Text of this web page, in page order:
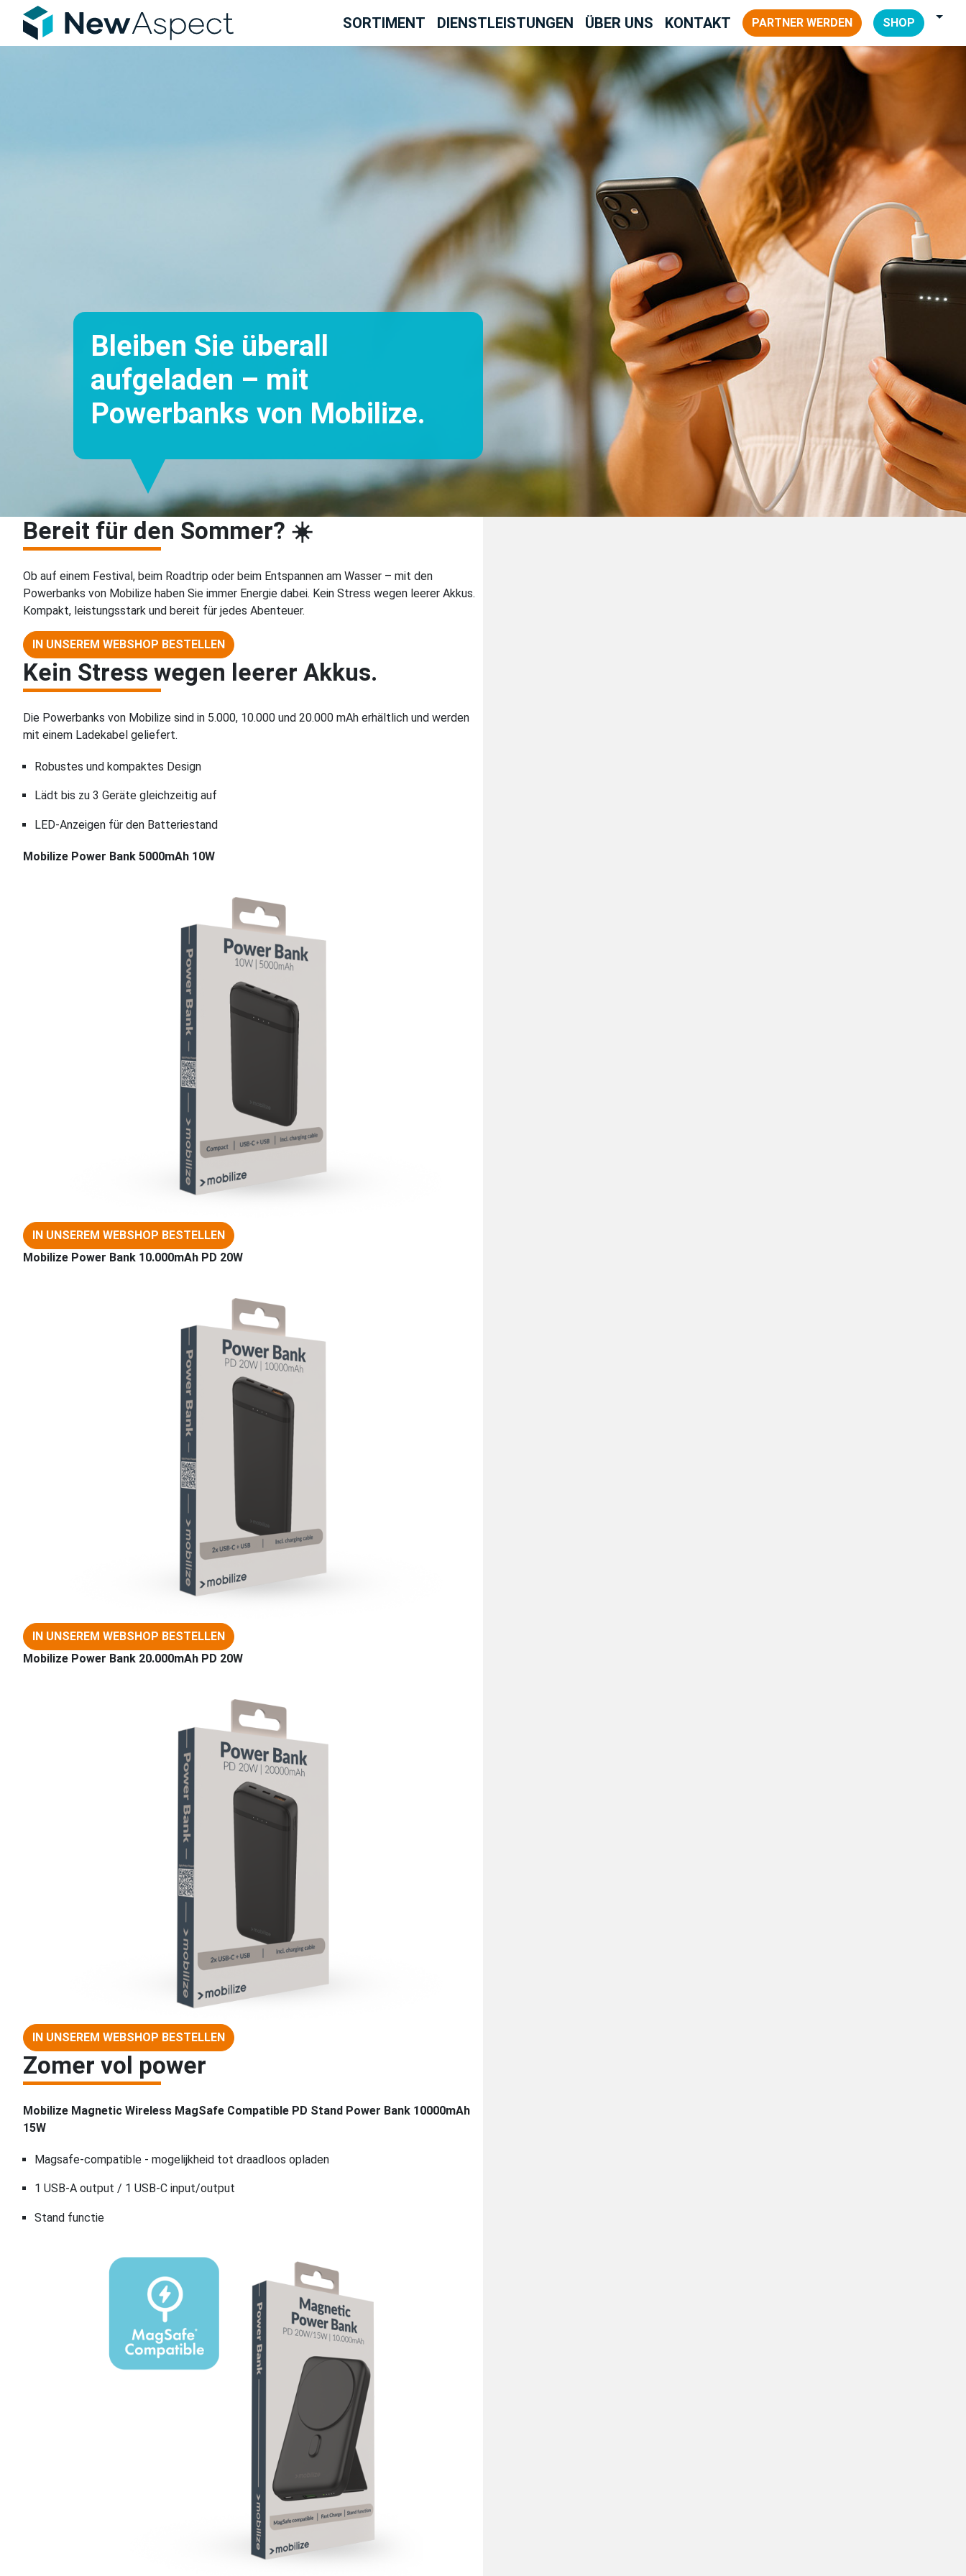
SORTIMENT DIENSTLEISTUNGEN ÜBER UNS KONTAKT PARTNER WERDEN SHOP
Bleiben Sie überall
aufgeladen – mit
Powerbanks von Mobilize.
Bereit für den Sommer? ☀️
Ob auf einem Festival, beim Roadtrip oder beim Entspannen am Wasser – mit den
Powerbanks von Mobilize haben Sie immer Energie dabei. Kein Stress wegen leerer Akkus.
Kompakt, leistungsstark und bereit für jedes Abenteuer.
IN UNSEREM WEBSHOP BESTELLEN
Kein Stress wegen leerer Akkus.
Die Powerbanks von Mobilize sind in 5.000, 10.000 und 20.000 mAh erhältlich und werden
mit einem Ladekabel geliefert.
Robustes und kompaktes Design
Lädt bis zu 3 Geräte gleichzeitig auf
LED-Anzeigen für den Batteriestand
Mobilize Power Bank 5000mAh 10W
IN UNSEREM WEBSHOP BESTELLEN
Mobilize Power Bank 10.000mAh PD 20W
IN UNSEREM WEBSHOP BESTELLEN
Mobilize Power Bank 20.000mAh PD 20W
IN UNSEREM WEBSHOP BESTELLEN
Zomer vol power
Mobilize Magnetic Wireless MagSafe Compatible PD Stand Power Bank 10000mAh
15W
Magsafe-compatible - mogelijkheid tot draadloos opladen
1 USB-A output / 1 USB-C input/output
Stand functie